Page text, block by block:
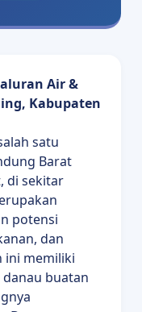
Air &
Kabupaten
satu
Barat
di sekitar
potensi
dan
ini memiliki
buatan